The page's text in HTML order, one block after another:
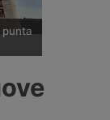
del